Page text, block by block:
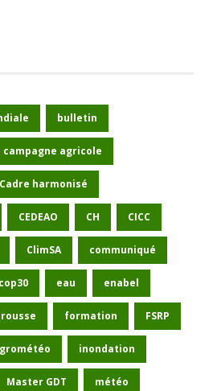
bulletin
agricole
Cadre harmonisé
CEDEAO CH CICC
ClimSA communiqué
cop30 eau enabel
formation FSRP
inondation
Master GDT météo